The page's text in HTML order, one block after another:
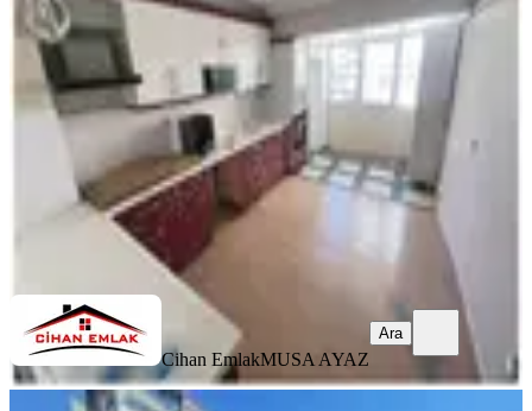
Yenimahalle, Burç Mahallesi
5+1
250 m² 08.08.2026
7.230.000 ₺
Cihan EmlakMUSA AYAZ
Cihan EmlakMUSA AYAZ
Ara